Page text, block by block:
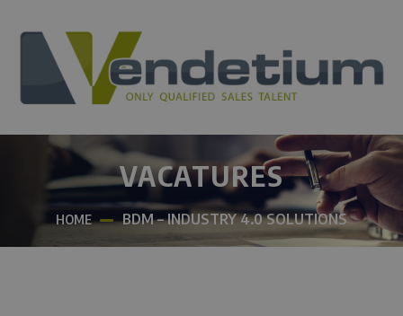
VACATURES
HOME BDM – INDUSTRY 4.0 SOLUTIONS